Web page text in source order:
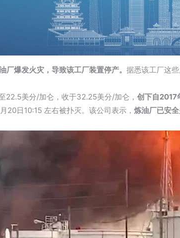
厂爆发火灾，导致该工厂装置停产。 据悉该工厂这
22.5美分/加仑，收于32.25美分/加仑， 创下自2017
20日10:15 左右被扑灭。该公司表示， 炼油厂已安